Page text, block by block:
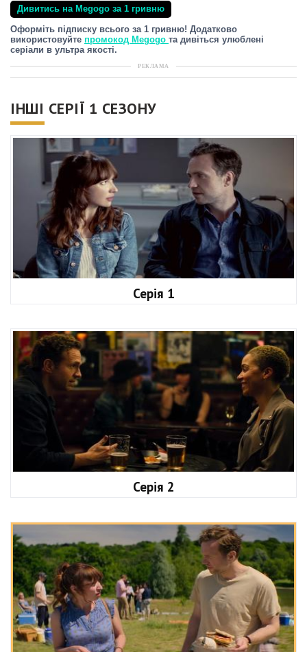
Дивитись на Megogo за 1 гривню
Оформіть підписку всього за 1 гривню! Додатково
використовуйте промокод Megogo та дивіться улюблені
серіали в ультра якості.
РЕКЛАМА
ІНШІ СЕРІЇ 1 СЕЗОНУ
Серія 1
Серія 2